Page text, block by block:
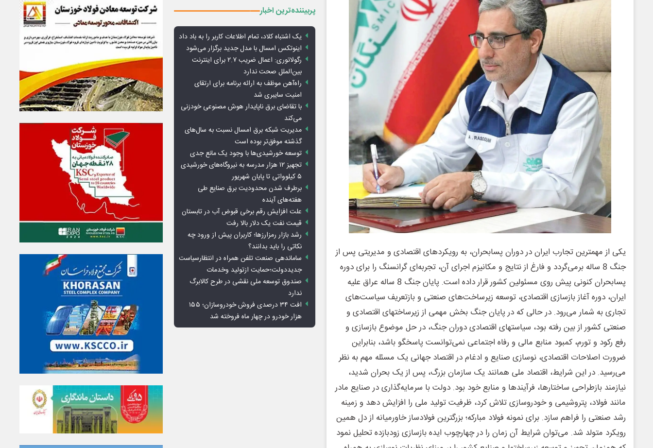
یکی از مهمترین تجارب ایران در دوران پسابحران، به رویکردهای اقتصادی و مدیریتی پس از
جنگ 8 ساله برمی‌گردد و فارغ از نتایج و مکانیزم اجرای آن، تجربه‌ای گرانسنگ را برای دوره
پسابحران کنونی پیش روی مسئولین کشور قرار داده است. پایان جنگ 8 ساله عراق علیه
ایران، دوره آغاز بازسازی اقتصادی، توسعه زیرساخت‌های صنعتی و بازتعریف سیاست‌های
تجاری به شمار می‌رود. در حالی که در پایان جنگ بخش مهمی‌ از زیرساختهای اقتصادی و
صنعتی کشور از بین رفته بود، سیاستهای اقتصادی دوران جنگ، در حل موضوع بازسازی و
رفع رکود و تورم، کمبود منابع مالی و رفاه اجتماعی نمی‌توانست پاسخگو باشد، بنابراین
ضرورت اصلاحات اقتصادی، نوسازی صنایع و ادغام در اقتصاد جهانی یک مسئله مهم به نظر
می‌رسید. در این شرایط، اقتصاد ملی همانند یک سازمان بزرگ، پس از یک بحران شدید،
نیازمند بازطراحی ساختارها، فرآیندها و منابع خود بود. دولت با سرمایه‌گذاری در صنایع مادر
مانند فولاد، پتروشیمی ‌و خودروسازی تلاش کرد، ظرفیت تولید ملی را افزایش دهد و زمینه
رشد صنعتی را فراهم سازد. برای نمونه فولاد مبارکه؛ بزرگترین فولادساز خاورمیانه از دل همین
رویکرد متولد شد. می‌توان شرایط آن زمان را در چهارچوب ایده بازسازی زودبازده تحلیل نمود
پربیننده‌ترین اخبار
یک اشتباه کلاد، تمام اطلاعات کاربر را به باد داد
اینوتکس امسال با مدل جدید برگزار می‌شود
رگولاتوری: اعمال ضریب ۲.۷ برای اینترنت
بین‌الملل صحت ندارد
راه‌آهن موظف به ارائه برنامه برای ارتقای
امنیت سایبری شد
با تقاضای برق ناپایدار هوش مصنوعی خودزنی
می‌کند
مدیریت شبکه برق امسال نسبت به سال‌های
گذشته موفق‌تر بوده است
توسعه خورشیدی‌ها با وجود یک مانع جدی
تجهیز ۱۲ هزار مدرسه به نیروگاه‌های خورشیدی
۵ کیلوواتی تا پایان شهریور
برطرف شدن محدودیت‌ برق صنایع طی
هفته‌های آینده
علت افزایش رقم برخی قبوض آب در تابستان
قیمت نفت یک دلار بالا رفت
رشد بازار رمزارزها؛ کاربران پیش از ورود چه
نکاتی را باید بدانند؟
ساماندهی صنعت تلفن همراه در انتظارسیاست
جدیددولت؛حمایت ازتولید وخدمات
صندوق توسعه ملی نقشی در طرح کالابرگ
ندارد
افت ۳۴ درصدی فروش خودروسازان؛ ۱۵۵
هزار خودرو در چهار ماه فروخته شد